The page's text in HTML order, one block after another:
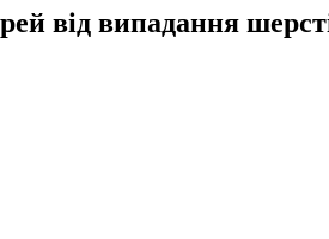
від випадання